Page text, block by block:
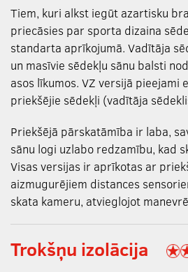
Tiem, kuri alkst iegūt azartisku
priecāsies par sporta dizaina
standarta aprīkojumā. Vadītāja
un masīvie sēdekļu sānu balsti
asos līkumos. VZ versijā pieejami
priekšējie sēdekļi (vadītāja
Priekšējā pārskatāmība ir laba,
sānu logi uzlabo redzamību, kad
Visas versijas ir aprīkotas ar
aizmugurējiem distances
skata kameru, atvieglojot
Trokšņu izolācija